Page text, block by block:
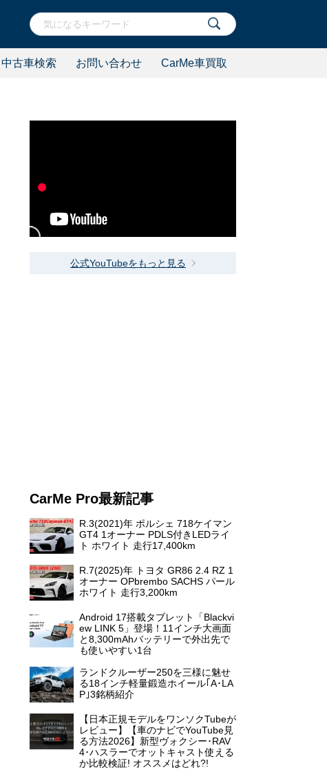
中古車検索 お問い合わせ CarMe車買取
公式YouTubeをもっと見る
CarMe Pro最新記事
R.3(2021)年 ポルシェ 718ケイマン
GT4 1オーナー PDLS付きLEDライ
ト ホワイト 走行17,400km
R.7(2025)年 トヨタ GR86 2.4 RZ 1
オーナー OPbrembo SACHS パール
ホワイト 走行3,200km
Android 17搭載タブレット「Blackvi
ew LINK 5」登場！11インチ大画面
と8,300mAhバッテリーで外出先で
も使いやすい1台
ランドクルーザー250を三様に魅せ
る18インチ軽量鍛造ホイール｢A･LA
P｣3銘柄紹介
【日本正規モデルをワンソクTubeが
レビュー】【車のナビでYouTube見
る方法2026】新型ヴォクシー･RAV
4･ハスラーでオットキャスト使える
か比較検証! オススメはどれ?!